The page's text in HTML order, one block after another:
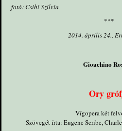
fotó: Csibi Szilvia
***
2014. április 24.,
Gioachino
Ory
Vígopera két
Szövegét írta: Eugene Scribe,